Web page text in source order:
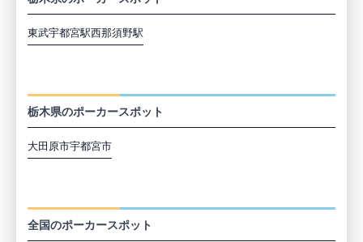
東武宇都宮駅西那須野駅
栃木県のポーカースポット
大田原市宇都宮市
全国のポーカースポット